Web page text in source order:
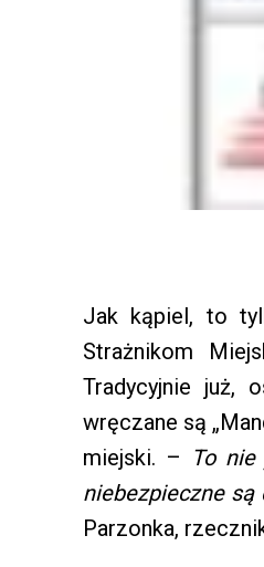
Jak kąpiel, to
Strażnikom
Tradycyjnie już,
wręczane są
miejski. – To
niebezpieczne
Parzonka,